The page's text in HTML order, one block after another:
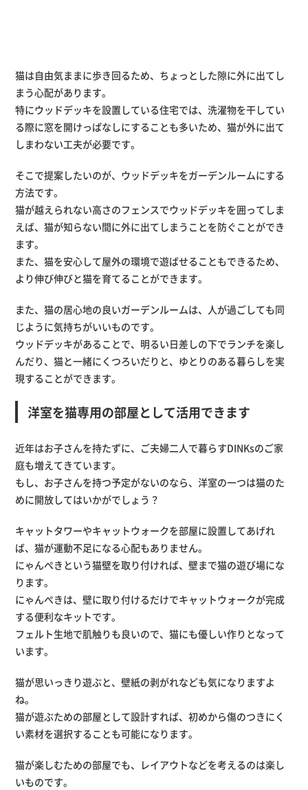
猫は自由気ままに歩き回るため、ちょっとした隙に外に出てし
まう心配があります。
特にウッドデッキを設置している住宅では、洗濯物を干してい
る際に窓を開けっぱなしにすることも多いため、猫が外に出て
しまわない工夫が必要です。
そこで提案したいのが、ウッドデッキをガーデンルームにする
方法です。
猫が越えられない高さのフェンスでウッドデッキを囲ってしま
えば、猫が知らない間に外に出てしまうことを防ぐことができ
ます。
また、猫を安心して屋外の環境で遊ばせることもできるため、
より伸び伸びと猫を育てることができます。
また、猫の居心地の良いガーデンルームは、人が過ごしても同
じように気持ちがいいものです。
ウッドデッキがあることで、明るい日差しの下でランチを楽し
んだり、猫と一緒にくつろいだりと、ゆとりのある暮らしを実
現することができます。
洋室を猫専用の部屋として活用できます
近年はお子さんを持たずに、ご夫婦二人で暮らすDINKsのご家
庭も増えてきています。
もし、お子さんを持つ予定がないのなら、洋室の一つは猫のた
めに開放してはいかがでしょう？
キャットタワーやキャットウォークを部屋に設置してあげれ
ば、猫が運動不足になる心配もありません。
にゃんぺきという猫壁を取り付ければ、壁まで猫の遊び場にな
ります。
にゃんぺきは、壁に取り付けるだけでキャットウォークが完成
する便利なキットです。
フェルト生地で肌触りも良いので、猫にも優しい作りとなって
います。
猫が思いっきり遊ぶと、壁紙の剥がれなども気になりますよ
ね。
猫が遊ぶための部屋として設計すれば、初めから傷のつきにく
い素材を選択することも可能になります。
猫が楽しむための部屋でも、レイアウトなどを考えるのは楽し
いものです。